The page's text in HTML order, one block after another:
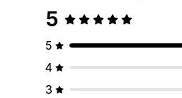
5
5
4
3